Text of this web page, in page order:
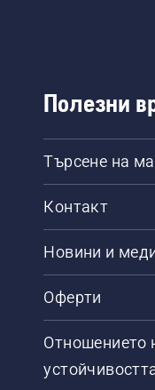
Полезни
Търсене на
Контакт
Новини и
Оферти
Отношението